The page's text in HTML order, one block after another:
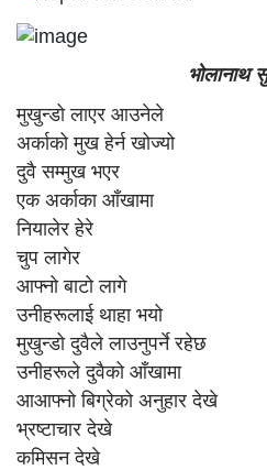
भोलानाथ
मुखुन्डो लाएर आउनेले
अर्काको मुख हेर्न खोज्यो
दुवै सम्मुख भएर
एक अर्काका आँखामा
नियालेर हेरे
चुप लागेर
आफ्नो बाटो लागे
उनीहरूलाई थाहा भयो
मुखुन्डो दुवैले लाउनुपर्ने रहेछ
उनीहरूले दुवैको आँखामा
आआफ्नो बिग्रेको अनुहार देखे
भ्रष्टाचार देखे
कमिसन देखे